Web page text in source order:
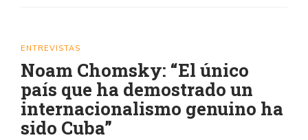
ENTREVISTAS
Noam Chomsky: “El único
país que ha demostrado un
internacionalismo genuino ha
sido Cuba”